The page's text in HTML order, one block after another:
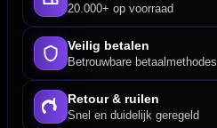
20.000+ op voorraad
Veilig betalen
Betrouwbare betaalmethodes
Retour & ruilen
Snel en duidelijk geregeld